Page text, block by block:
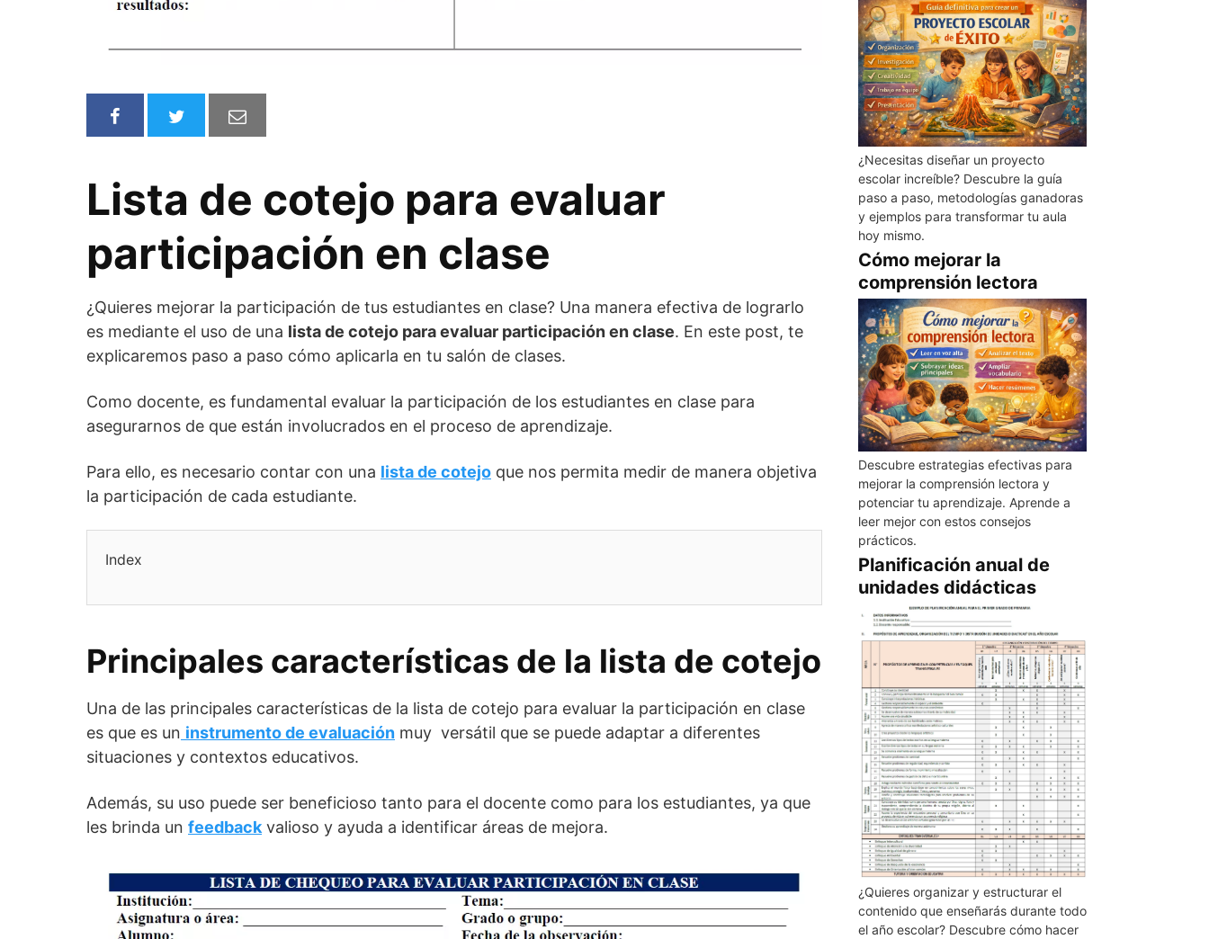
Lista de cotejo para evaluar
participación en clase
¿Quieres mejorar la participación de tus estudiantes en clase? Una manera efectiva de lograrlo
es mediante el uso de una lista de cotejo para evaluar participación en clase. En este post, te
explicaremos paso a paso cómo aplicarla en tu salón de clases.
Como docente, es fundamental evaluar la participación de los estudiantes en clase para
asegurarnos de que están involucrados en el proceso de aprendizaje.
Para ello, es necesario contar con una lista de cotejo que nos permita medir de manera objetiva
la participación de cada estudiante.
Index
Principales características de la lista de cotejo
Una de las principales características de la lista de cotejo para evaluar la participación en clase
es que es un instrumento de evaluación muy versátil que se puede adaptar a diferentes
situaciones y contextos educativos.
Además, su uso puede ser beneficioso tanto para el docente como para los estudiantes, ya que
les brinda un feedback valioso y ayuda a identificar áreas de mejora.
¿Necesitas diseñar un proyecto
escolar increíble? Descubre la guía
paso a paso, metodologías ganadoras
y ejemplos para transformar tu aula
hoy mismo.
Cómo mejorar la
comprensión lectora
Descubre estrategias efectivas para
mejorar la comprensión lectora y
potenciar tu aprendizaje. Aprende a
leer mejor con estos consejos
prácticos.
Planificación anual de
unidades didácticas
¿Quieres organizar y estructurar el
contenido que enseñarás durante todo
el año escolar? Descubre cómo hacer